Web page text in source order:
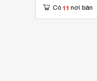
Có 11 nơi bán